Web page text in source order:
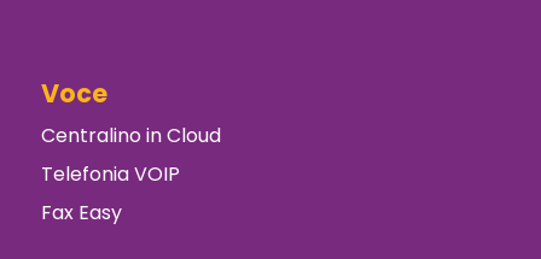
Voce
Centralino in Cloud
Telefonia VOIP
Fax Easy